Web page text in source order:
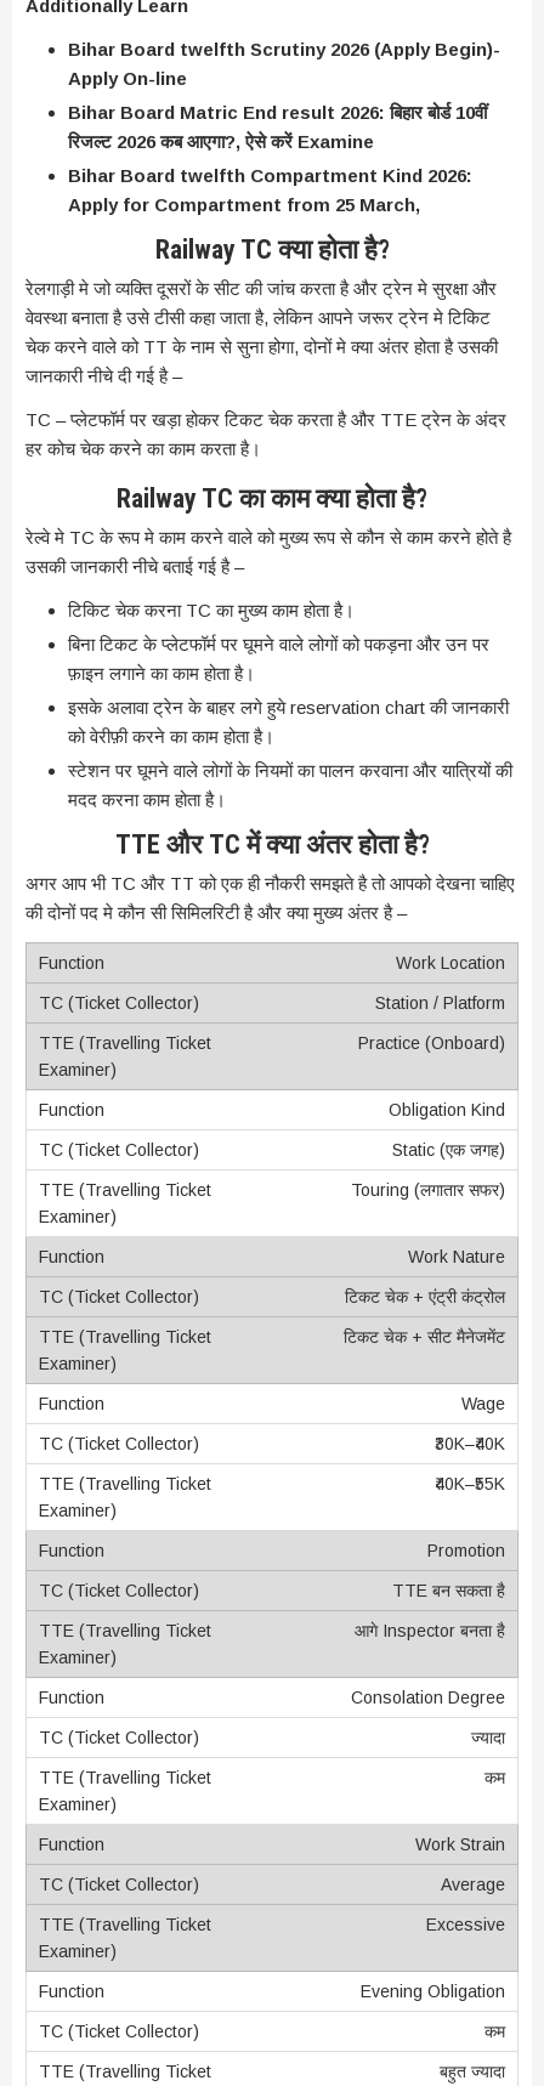
Additionally Learn
Bihar Board twelfth Scrutiny 2026 (Apply Begin)-
Apply On-line
Bihar Board Matric End result 2026: बिहार बोर्ड 10वीं
रिजल्ट 2026 कब आएगा?, ऐसे करें Examine
Bihar Board twelfth Compartment Kind 2026:
Apply for Compartment from 25 March,
Railway TC क्या होता है?
रेलगाड़ी मे जो व्यक्ति दूसरों के सीट की जांच करता है और ट्रेन मे सुरक्षा और
वेवस्था बनाता है उसे टीसी कहा जाता है, लेकिन आपने जरूर ट्रेन मे टिकिट
चेक करने वाले को TT के नाम से सुना होगा, दोनों मे क्या अंतर होता है उसकी
जानकारी नीचे दी गई है –
TC – प्लेटफॉर्म पर खड़ा होकर टिकट चेक करता है और TTE ट्रेन के अंदर
हर कोच चेक करने का काम करता है।
Railway TC का काम क्या होता है?
रेल्वे मे TC के रूप मे काम करने वाले को मुख्य रूप से कौन से काम करने होते है
उसकी जानकारी नीचे बताई गई है –
टिकिट चेक करना TC का मुख्य काम होता है।
बिना टिकट के प्लेटफॉर्म पर घूमने वाले लोगों को पकड़ना और उन पर
फ़ाइन लगाने का काम होता है।
इसके अलावा ट्रेन के बाहर लगे हुये reservation chart की जानकारी
को वेरीफ़ी करने का काम होता है।
स्टेशन पर घूमने वाले लोगों के नियमों का पालन करवाना और यात्रियों की
मदद करना काम होता है।
TTE और TC में क्या अंतर होता है?
अगर आप भी TC और TT को एक ही नौकरी समझते है तो आपको देखना चाहिए
की दोनों पद मे कौन सी सिमिलरिटी है और क्या मुख्य अंतर है –
Work Location
Station / Platform
Practice (Onboard)
Obligation Kind
Static (एक जगह)
Touring (लगातार सफर)
Work Nature
टिकट चेक + एंट्री कंट्रोल
टिकट चेक + सीट मैनेजमेंट
Wage
₹30K–₹40K
₹40K–₹55K
Promotion
TTE बन सकता है
आगे Inspector बनता है
Consolation Degree
ज्यादा
कम
Work Strain
Average
Excessive
Evening Obligation
कम
बहुत ज्यादा